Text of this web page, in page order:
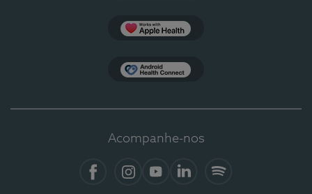
Acompanhe-nos